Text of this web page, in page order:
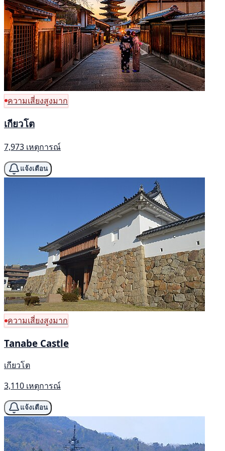
ความเสี่ยงสูงมาก
เกียวโต
7,973 เหตุการณ์
แจ้งเตือน
ความเสี่ยงสูงมาก
Tanabe Castle
เกียวโต
3,110 เหตุการณ์
แจ้งเตือน